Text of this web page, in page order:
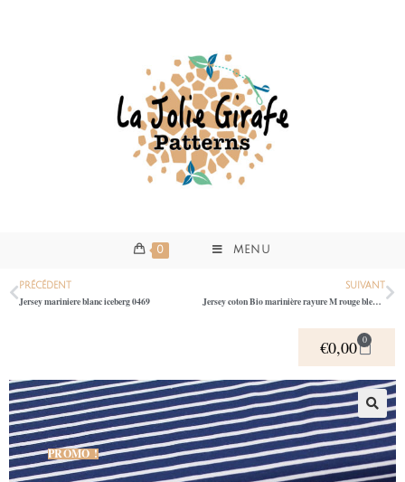
0 MENU
PRÉCÉDENT
Jersey mariniere blanc iceberg 0469
SUIVANT
Jersey coton Bio marinière rayure M rouge bleu 0408
€0,00 0
PROMO !